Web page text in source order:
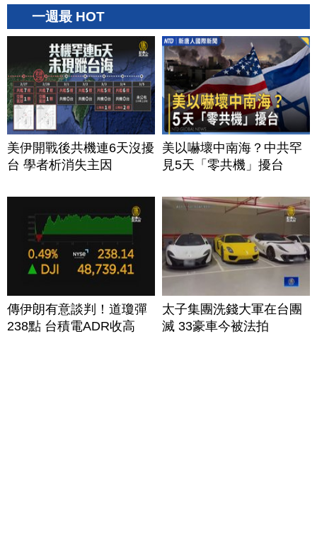
一週最 HOT
美伊開戰後共機連6天沒擾
台 學者析消失主因
美以嚇壞中南海？中共罕
見5天「零共機」擾台
傳伊朗有意談判！道瓊彈
238點 台積電ADR收高
太子集團洗錢大軍在台團
滅 33豪車今被法拍